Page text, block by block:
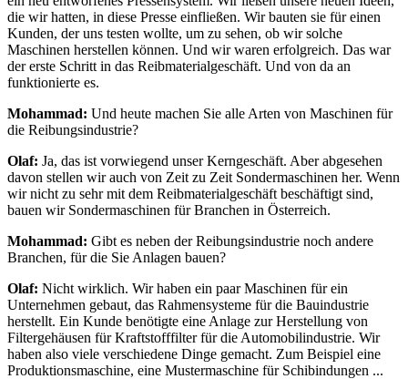
die wir hatten, in diese Presse einfließen. Wir bauten sie für einen
Kunden, der uns testen wollte, um zu sehen, ob wir solche
Maschinen herstellen können. Und wir waren erfolgreich. Das war
der erste Schritt in das Reibmaterialgeschäft. Und von da an
funktionierte es.
Mohammad: Und heute machen Sie alle Arten von Maschinen für
die Reibungsindustrie?
Olaf: Ja, das ist vorwiegend unser Kerngeschäft. Aber abgesehen
davon stellen wir auch von Zeit zu Zeit Sondermaschinen her. Wenn
wir nicht zu sehr mit dem Reibmaterialgeschäft beschäftigt sind,
bauen wir Sondermaschinen für Branchen in Österreich.
Mohammad: Gibt es neben der Reibungsindustrie noch andere
Branchen, für die Sie Anlagen bauen?
Olaf: Nicht wirklich. Wir haben ein paar Maschinen für ein
Unternehmen gebaut, das Rahmensysteme für die Bauindustrie
herstellt. Ein Kunde benötigte eine Anlage zur Herstellung von
Filtergehäusen für Kraftstofffilter für die Automobilindustrie. Wir
haben also viele verschiedene Dinge gemacht. Zum Beispiel eine
Produktionsmaschine, eine Mustermaschine für Schibindungen ...